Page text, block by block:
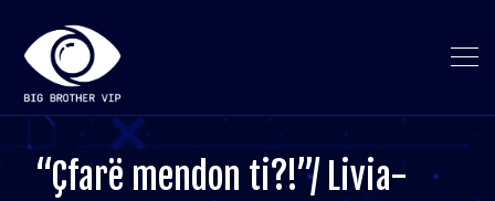
“Çfarë mendon ti?!”/ Livia-